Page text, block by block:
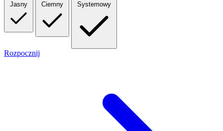
Jasny Ciemny Systemowy
Rozpocznij